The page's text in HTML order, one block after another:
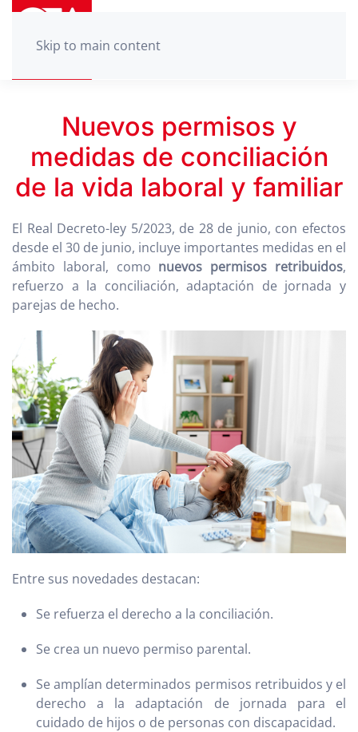
Skip to main content
Nuevos permisos y
medidas de conciliación
de la vida laboral y familiar
El Real Decreto-ley 5/2023, de 28 de junio, con efectos
desde el 30 de junio, incluye importantes medidas en el
ámbito laboral, como nuevos permisos retribuidos,
refuerzo a la conciliación, adaptación de jornada y
parejas de hecho.
Entre sus novedades destacan:
Se refuerza el derecho a la conciliación.
Se crea un nuevo permiso parental.
Se amplían determinados permisos retribuidos y el
derecho a la adaptación de jornada para el
cuidado de hijos o de personas con discapacidad.